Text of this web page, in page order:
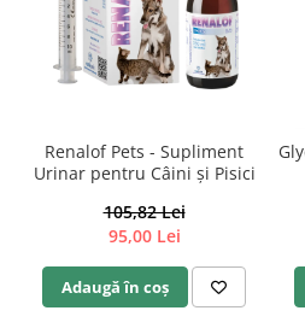
Renalof Pets - Supliment
Urinar pentru Câini și Pisici
105,82 Lei
95,00 Lei
Adaugă în coș